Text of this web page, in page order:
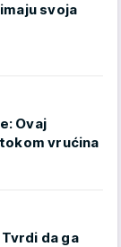
svoja
Ovaj
vrućina
da ga